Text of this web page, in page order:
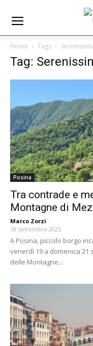
Home Tags
Tag:
Posina
Tra contrade e
Montagne di
Marco Zorzi -
18 Settembre 2025
A Posina, piccolo borgo
venerdì 19 a domenica 21
delle Montagne...